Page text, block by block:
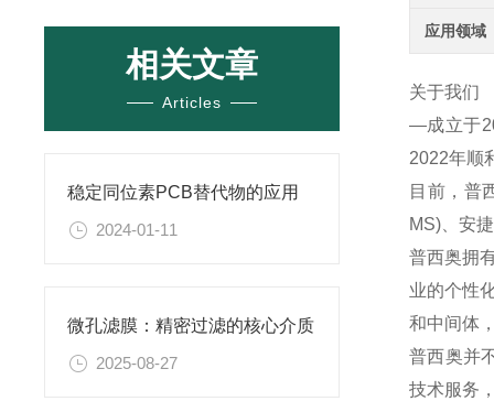
相关文章
Articles
稳定同位素PCB替代物的应用
2024-01-11
微孔滤膜：精密过滤的核心介质​
2025-08-27
应用领域
关于我们
—成立于
2022年顺
目前，普
MS)、安
普西奥拥
业的个性
和中间体
普西奥并
技术服务